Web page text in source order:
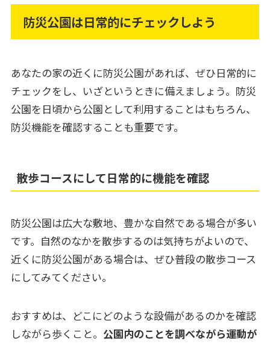
防災公園は日常的にチェックしよう
あなたの家の近くに防災公園があれば、ぜひ日常的に
チェックをし、いざというときに備えましょう。防災
公園を日頃から公園として利用することはもちろん、
防災機能を確認することも重要です。
散歩コースにして日常的に機能を確認
防災公園は広大な敷地、豊かな自然である場合が多い
です。自然のなかを散歩するのは気持ちがよいので、
近くに防災公園がある場合は、ぜひ普段の散歩コース
にしてみてください。
おすすめは、どこにどのような設備があるのかを確認
しながら歩くこと。 公園内のことを調べながら運動が